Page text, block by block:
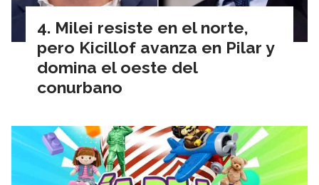
Milei resiste en el norte,
pero Kicillof avanza en Pilar y
domina el oeste del
conurbano